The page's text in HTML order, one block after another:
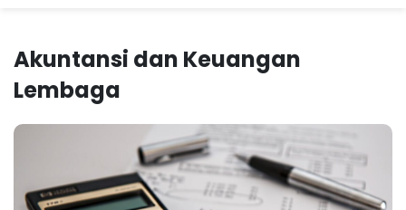
Akuntansi dan Keuangan
Lembaga